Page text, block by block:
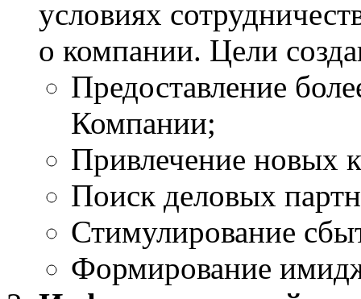
условиях
о компании. Цели
Предоставление
Компании;
Привлечение новых
Поиск деловых
Стимулирование
Формирование